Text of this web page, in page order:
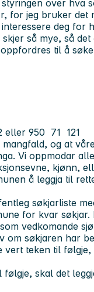
over hva
for jeg bruker det
deg for
så mye, så
til å
eller 950 71 121
og at
Vi oppmodar
kjønn,
å leggja til
søkjarliste
for kvar søkjar.
vedkomande
om søkjaren har
vert teken til
skal det